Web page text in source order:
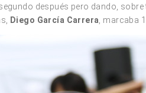
después pero dando, sobre
Diego García Carrera , marcaba